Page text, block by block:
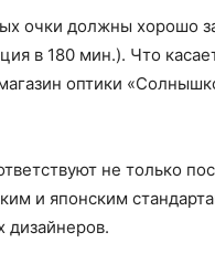
очки должны хорошо
в 180 мин.). Что
оптики
не только
и японским
дизайнеров.